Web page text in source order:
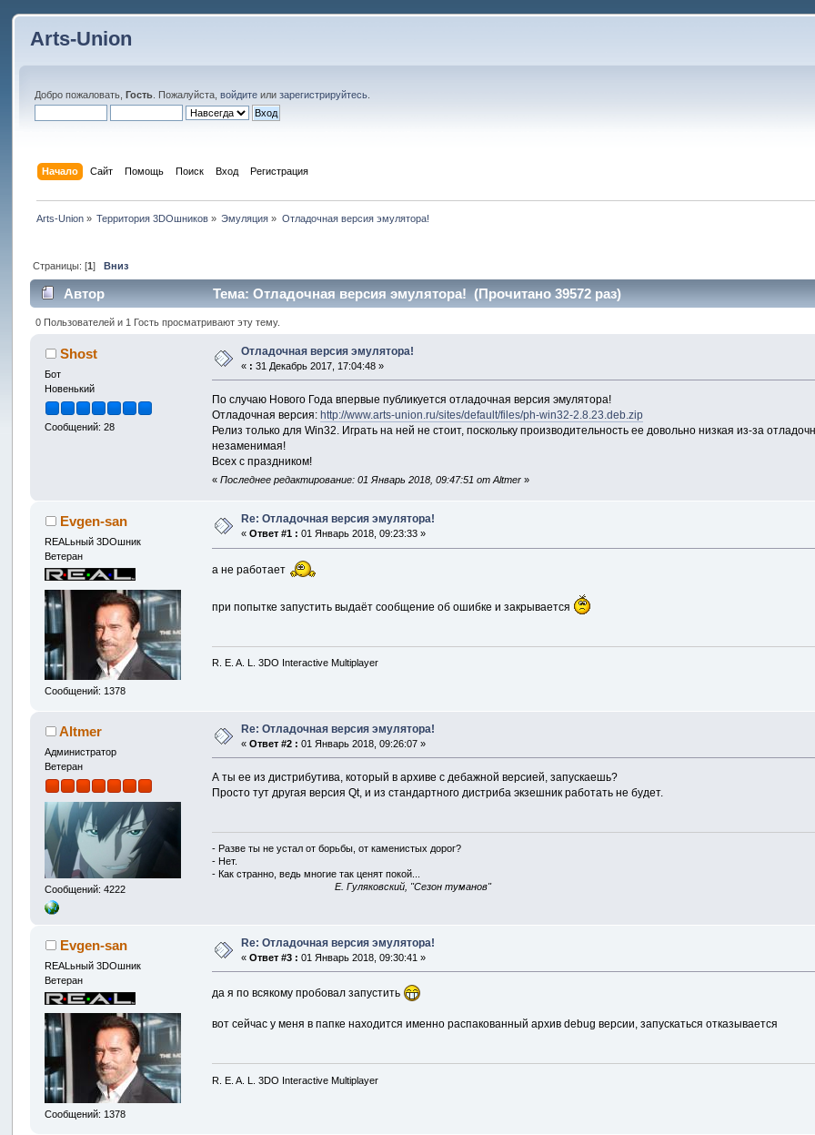
Arts-Union
Добро пожаловать,Гость . Пожалуйста,войдите илизарегистрируйтесь
Начало Сайт Помощь Поиск Вход Регистрация
Arts-Union» Территория 3DOшников » Эмуляция » Отладочная версия эмулятора!
Страницы: [1] Вниз
Автор Тема: Отладочная версия эмулятора! (Прочитано 39572 раз)
0 Пользователей и 1 Гость просматривают эту тему.
Shost
Бот
Новенький
Сообщений: 28
Отладочная версия эмулятора!
« : 31 Декабрь 2017, 17:04:48 »
По случаю Нового Года впервые публикуется отладочная версия эмулятора!
Отладочная версия:http://www.arts-union.ru/sites/default/files/ph-win32-2.8.23.deb.zip
Релиз только для Win32. Играть на ней не стоит, поскольку производительность ее довольно низкая из-за
незаменимая!
Всех с праздником!
«Последнее редактирование: 01 Январь 2018, 09:47:51 от Altmer »
Evgen-san
REALьный 3DOшник
Ветеран
Сообщений: 1378
Re: Отладочная версия эмулятора!
«Ответ #1 : 01 Январь 2018, 09:23:33 »
а не работает
при попытке запустить выдаёт сообщение об ошибке и закрывается
R. E. A. L. 3DO Interactive Multiplayer
Altmer
Администратор
Ветеран
Сообщений: 4222
Re: Отладочная версия эмулятора!
«Ответ #2 : 01 Январь 2018, 09:26:07 »
А ты ее из дистрибутива, который в архиве с дебажной версией, запускаешь?
Просто тут другая версия Qt, и из стандартного дистриба экзешник работать не будет.
- Разве ты не устал от борьбы, от каменистых дорог?
- Нет.
- Как странно, ведь многие так ценят покой...
E. Гуляковский, "Сезон туманов"
Evgen-san
REALьный 3DOшник
Ветеран
Сообщений: 1378
Re: Отладочная версия эмулятора!
«Ответ #3 : 01 Январь 2018, 09:30:41 »
да я по всякому пробовал запустить
вот сейчас у меня в папке находится именно распакованный архив debug версии, запускаться отказывается
R. E. A. L. 3DO Interactive Multiplayer